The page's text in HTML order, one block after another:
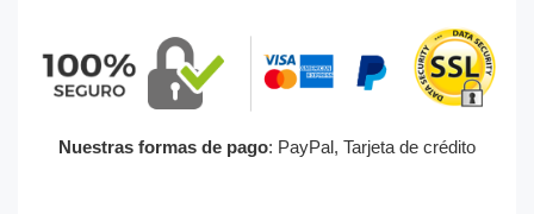
Nuestras formas de pago: PayPal, Tarjeta de crédito